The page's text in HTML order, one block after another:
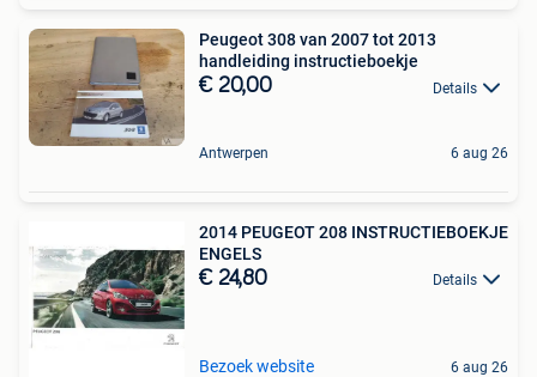
Peugeot 308 van 2007 tot 2013
handleiding instructieboekje
€ 20,00 Details
Antwerpen 6 aug 26
2014 PEUGEOT 208 INSTRUCTIEBOEKJE
ENGELS
€ 24,80 Details
Bezoek website 6 aug 26